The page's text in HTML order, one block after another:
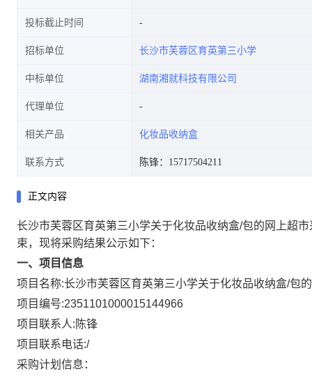
投标截止时间
招标单位 长沙市芙蓉区育英第三小学
中标单位 湖南湘就科技有限公司
代理单位
相关产品 化妆品收纳盒
联系方式 陈锋：15717504211
正文内容
长沙市芙蓉区育英第三小学关于化妆品收纳盒/包的网上超
束，现将采购结果公示如下：
一、项目信息
项目名称:长沙市芙蓉区育英第三小学关于化妆品收纳盒/包
项目编号:2351101000015144966
项目联系人: 陈锋
项目联系电话:/
采购计划信息：